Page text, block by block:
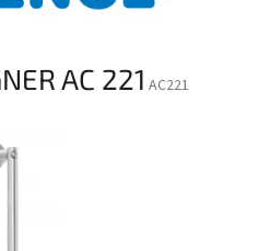
AC 221 AC221